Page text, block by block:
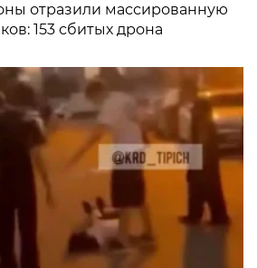
отразили массированную
153 сбитых дрона